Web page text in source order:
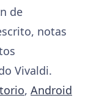
de
notas
Vivaldi.
, Android